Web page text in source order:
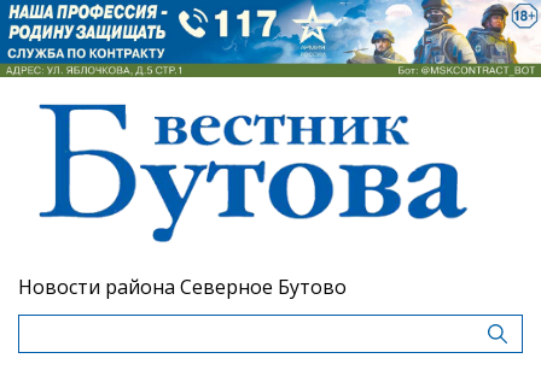
Новости района Северное Бутово